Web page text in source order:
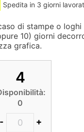
Spedita in 3 giorni
di stampe o
10) giorni
grafica.
4
0
- +